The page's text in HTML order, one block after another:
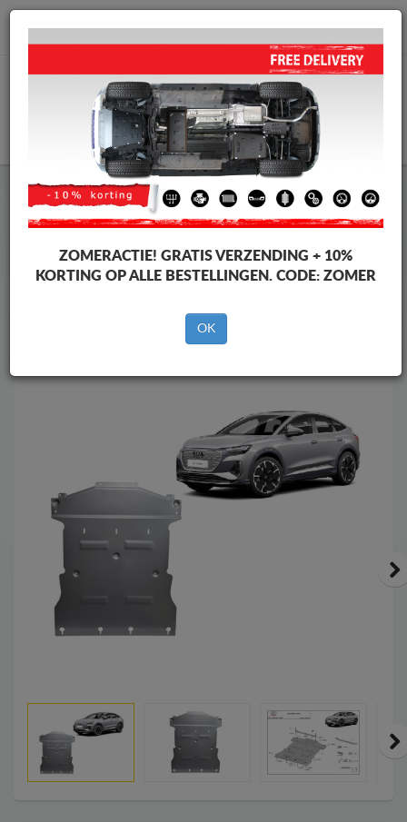
info@motorbeschermplaat.com
WINKELWAGEN
Motor Beschermplaat Motor Beschermplaat Audi
Motor Beschermplaat
tron
Merken
Merken
Terug naar de catalogus
ZOMERACTIE! GRATIS VERZENDING + 10%
KORTING OP ALLE BESTELLINGEN. CODE: ZOMER
OK